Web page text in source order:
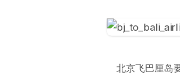
北京飞巴厘岛